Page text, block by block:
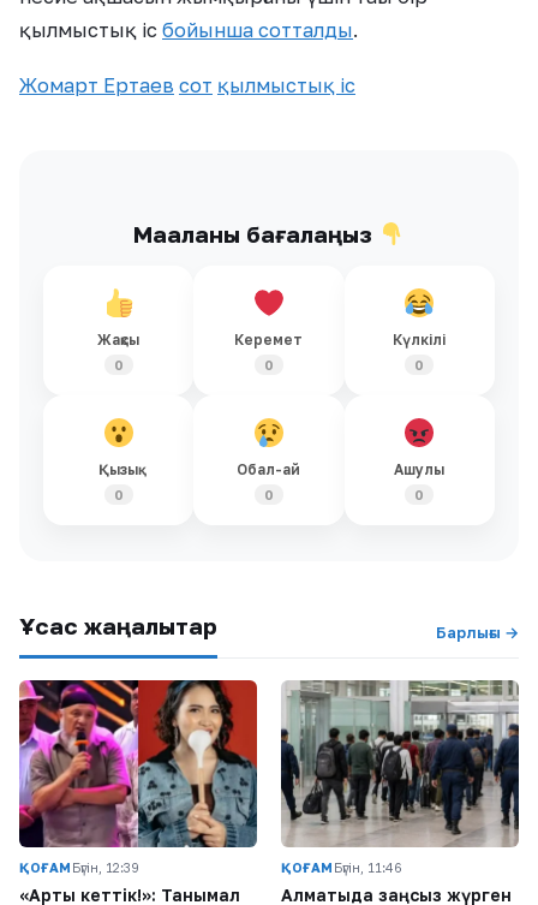
қылмыстық іс бойынша сотталды.
Жомарт Ертаев сот қылмыстық іс
Мақаланы бағалаңыз
Жақсы
0
Керемет
0
Күлкілі
0
Қызық
0
Обал-ай
0
Ашулы
0
Ұқсас жаңалықтар Барлығы →
ҚОҒАМ Бүгін, 12:39
«Артық кеттік!»: Танымал
ҚОҒАМ Бүгін, 11:46
Алматыда заңсыз жүрген